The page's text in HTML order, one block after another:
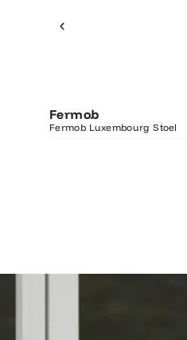
Fermob
Fermob Luxembourg Stoel